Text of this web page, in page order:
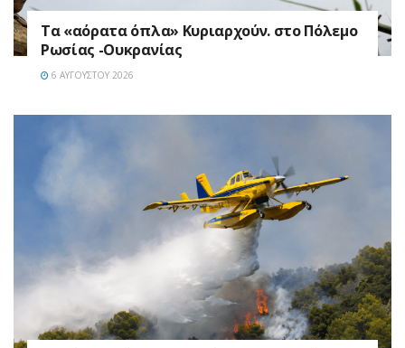
Τα «αόρατα όπλα» Κυριαρχούν. στο Πόλεμο
Ρωσίας -Ουκρανίας
6 ΑΥΓΟΎΣΤΟΥ 2026